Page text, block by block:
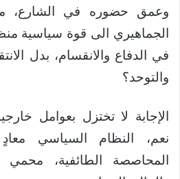
وعمق حضوره في الشارع،
الجماهيري الى قوة سياسية
في الدفاع والانقسام، بدل
والتوحد؟
الإجابة لا تختزل بعوامل
نعم، النظام السياسي
المحاصصة الطائفية، محمي